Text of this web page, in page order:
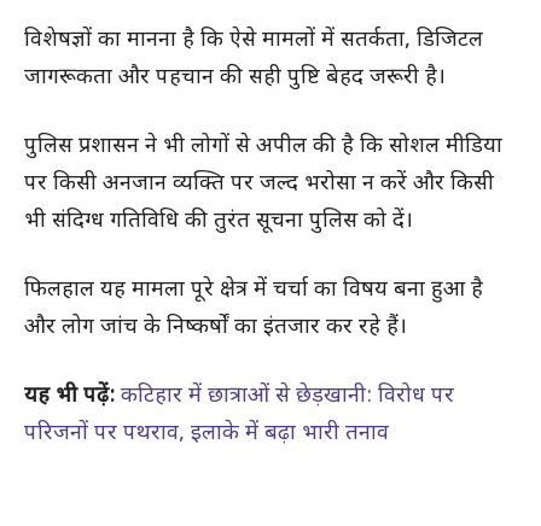
विशेषज्ञों का मानना है कि ऐसे मामलों में सतर्कता, डिजिटल
जागरूकता और पहचान की सही पुष्टि बेहद जरूरी है।
पुलिस प्रशासन ने भी लोगों से अपील की है कि सोशल मीडिया
पर किसी अनजान व्यक्ति पर जल्द भरोसा न करें और किसी
भी संदिग्ध गतिविधि की तुरंत सूचना पुलिस को दें।
फिलहाल यह मामला पूरे क्षेत्र में चर्चा का विषय बना हुआ है
और लोग जांच के निष्कर्षों का इंतजार कर रहे हैं।
यह भी पढ़ें: कटिहार में छात्राओं से छेड़खानी: विरोध पर
परिजनों पर पथराव, इलाके में बढ़ा भारी तनाव